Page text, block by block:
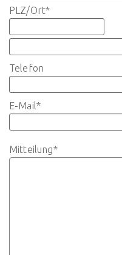
PLZ/Ort*
Telefon
E-Mail *
Mitteilung*